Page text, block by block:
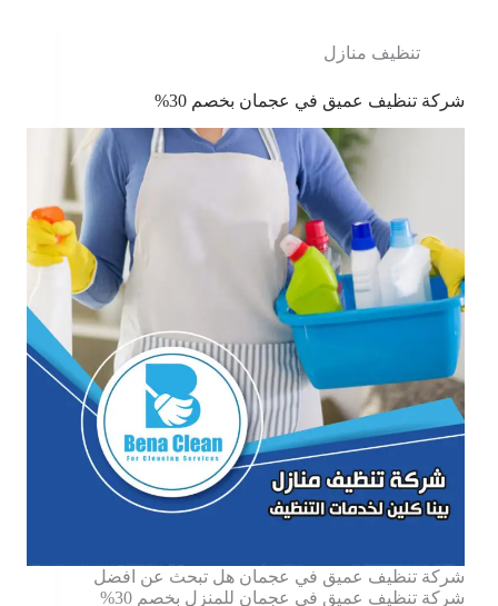
تنظيف منازل
شركة تنظيف عميق في عجمان بخصم 30%
شركة تنظيف عميق في عجمان هل تبحث عن افضل
شركة تنظيف عميق في عجمان للمنزل بخصم 30%